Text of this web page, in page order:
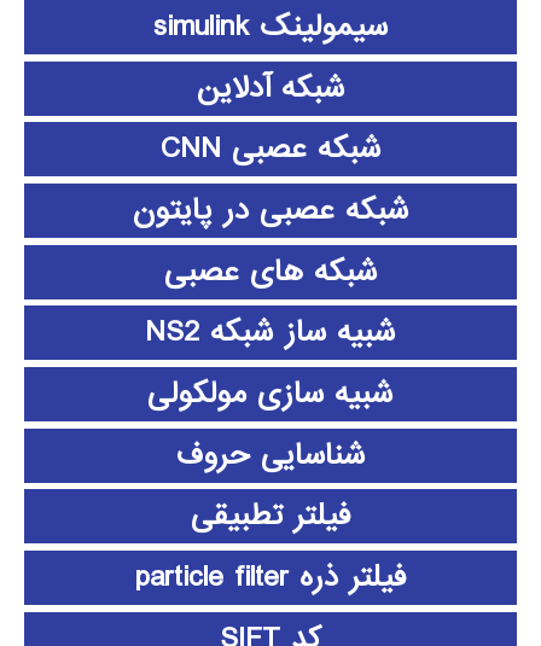
سیمولینک simulink
شبکه آدلاین
شبکه عصبی CNN
شبکه عصبی در پایتون
شبکه های عصبی
شبیه ساز شبکه NS2
شبیه سازی مولکولی
شناسایی حروف
فیلتر تطبیقی
فیلتر ذره particle filter